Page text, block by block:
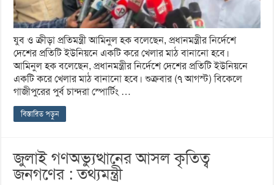
যুব ও ক্রীড়া প্রতিমন্ত্রী আমিনুল হক বলেছেন, প্রধানমন্ত্রীর নির্দেশে
দেশের প্রতিটি ইউনিয়নে একটি করে খেলার মাঠ বানানো হবে।
আমিনুল হক বলেছেন, প্রধানমন্ত্রীর নির্দেশে দেশের প্রতিটি ইউনিয়নে
একটি করে খেলার মাঠ বানানো হবে। শুক্রবার (৭ আগস্ট) বিকেলে
গাজীপুরের পুর্ব চান্দরা স্পোর্টিং …
বিস্তারিত পড়ুন
জুলাই গণঅভ্যুত্থানের আসল কৃতিত্ব
জনগণের : তথ্যমন্ত্রী